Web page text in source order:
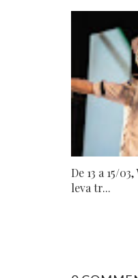
De 13 a 15/
leva tr...